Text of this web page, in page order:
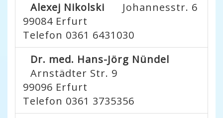
Alexej Nikolski
Johannesstr. 6
99084 Erfurt
Telefon 0361 6431030
Dr. med. Hans-Jörg Nündel
Arnstädter Str. 9
99096 Erfurt
Telefon 0361 3735356